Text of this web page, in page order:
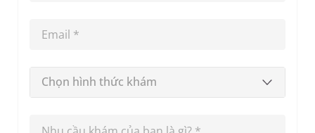
Chọn hình thức khám